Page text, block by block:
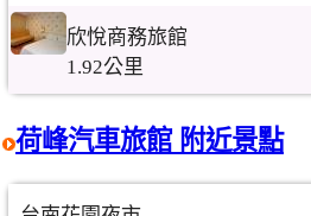
欣悅商務旅館
1.92公里
荷峰汽車旅館 附近景點